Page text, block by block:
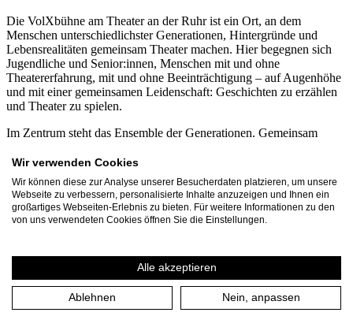
Die VolXbühne am Theater an der Ruhr ist ein Ort, an dem
Menschen unterschiedlichster Generationen, Hintergründe und
Lebensrealitäten gemeinsam Theater machen. Hier begegnen sich
Jugendliche und Senior:innen, Menschen mit und ohne
Theatererfahrung, mit und ohne Beeinträchtigung – auf Augenhöhe
und mit einer gemeinsamen Leidenschaft: Geschichten zu erzählen
und Theater zu spielen.
Im Zentrum steht das Ensemble der Generationen. Gemeinsam
gesellschaftlichen Themen oder setzen sich kreativ mit
zeitgenössischen und klassischen Theatertexten auseinander. Aus
unterschiedlichen Perspektiven entstehen Inszenierungen, die
zeigen, wie bereichernd Vielfalt für die Kunst sein kann. Die
Beteiligten sind zwischen 12 und 99 Jahren alt. Jedes Jahr
VolXbühne. Gemeinsam mit dem dreiköpfigen Leitungsteam
entstehen jährlich rund 30 Veranstaltungen und Aufführungen, die
von etwa 1.500 Zuschauer besucht werden.
Wir verwenden Cookies
Wir können diese zur Analyse unserer Besucherdaten platzieren, um unsere
Webseite zu verbessern, personalisierte Inhalte anzuzeigen und Ihnen ein
großartiges Webseiten-Erlebnis zu bieten. Für weitere Informationen zu den
von uns verwendeten Cookies öffnen Sie die Einstellungen.
Alle akzeptieren
Ablehnen Nein, anpassen